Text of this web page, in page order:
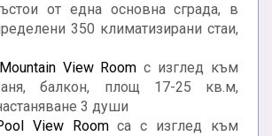
от една основна сграда, в
350 климатизирани стаи,
View Room с изглед към
балкон, площ 17-25 кв.м,
3 души
View Roomса с изглед към